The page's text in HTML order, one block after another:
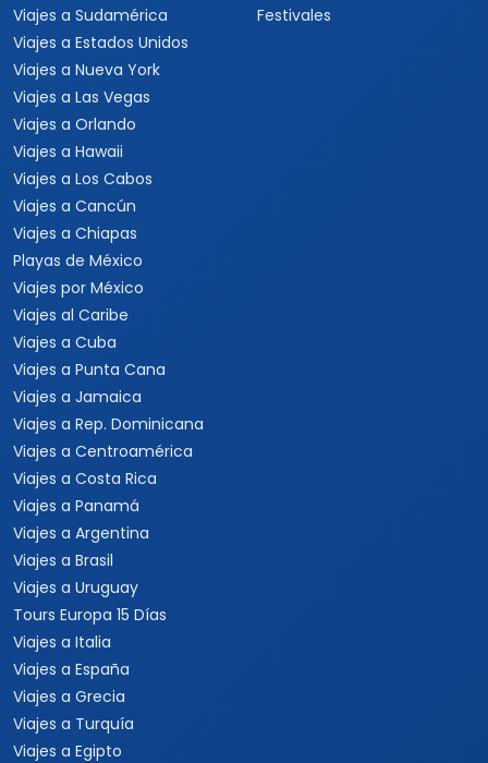
Viajes a Sudamérica
Viajes a Estados Unidos
Viajes a Nueva York
Viajes a Las Vegas
Viajes a Orlando
Viajes a Hawaii
Viajes a Los Cabos
Viajes a Cancún
Viajes a Chiapas
Playas de México
Viajes por México
Viajes al Caribe
Viajes a Cuba
Viajes a Punta Cana
Viajes a Jamaica
Viajes a Rep. Dominicana
Viajes a Centroamérica
Viajes a Costa Rica
Viajes a Panamá
Viajes a Argentina
Viajes a Brasil
Viajes a Uruguay
Tours Europa 15 Días
Viajes a Italia
Viajes a España
Viajes a Grecia
Viajes a Turquía
Viajes a Egipto
Festivales